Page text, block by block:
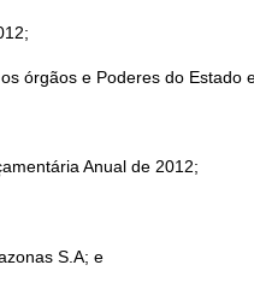
órgãos e Poderes do Estado
Anual de 2012;
S.A; e